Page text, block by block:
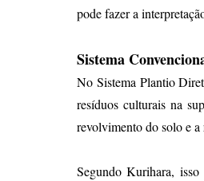
pode fazer a
Sistema
No Sistema Plantio
resíduos culturais na
revolvimento do solo e a
Segundo Kurihara,